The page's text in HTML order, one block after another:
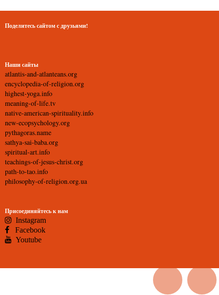
Поделитесь сайтом с друзьями!
Наши сайты
atlantis-and-atlanteans.org
encyclopedia-of-religion.org
highest-yoga.info
meaning-of-life.tv
native-american-spirituality.info
new-ecopsychology.org
pythagoras.name
sathya-sai-baba.org
spiritual-art.info
teachings-of-jesus-christ.org
path-to-tao.info
philosophy-of-religion.org.ua
Присоединяйтесь к нам
Instagram
Facebook
Youtube